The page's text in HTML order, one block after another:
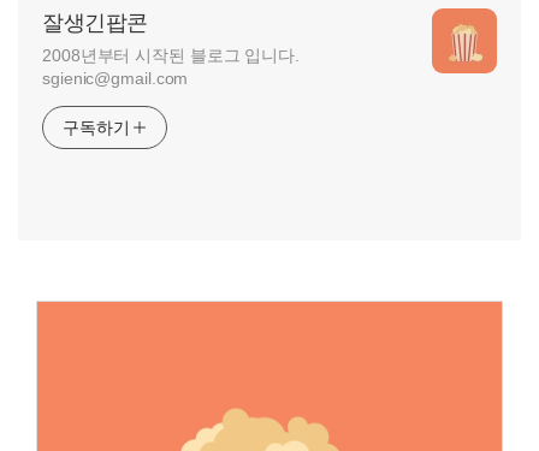
잘생긴팝콘
2008년부터 시작된 블로그 입니다.
sgienic@gmail.com
구독하기